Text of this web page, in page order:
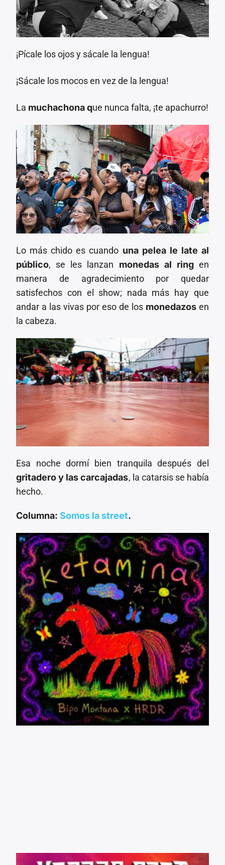
¡Pícale los ojos y sácale la lengua!
¡Sácale los mocos en vez de la lengua!
La muchachona que nunca falta, ¡te apachurro!
Lo más chido es cuando una pelea le late al
público, se les lanzan monedas al ringen
manera de agradecimiento por quedar
satisfechos con el show; nada más hay que
andar a las vivas por eso de los monedazos en
la cabeza.
Esa noche dormí bien tranquila después del
gritadero y las carcajadas, la catarsis se había
hecho.
Columna:Somos la street.